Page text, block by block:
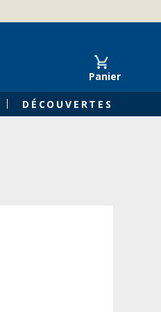
Panier
DÉCOUVERTES